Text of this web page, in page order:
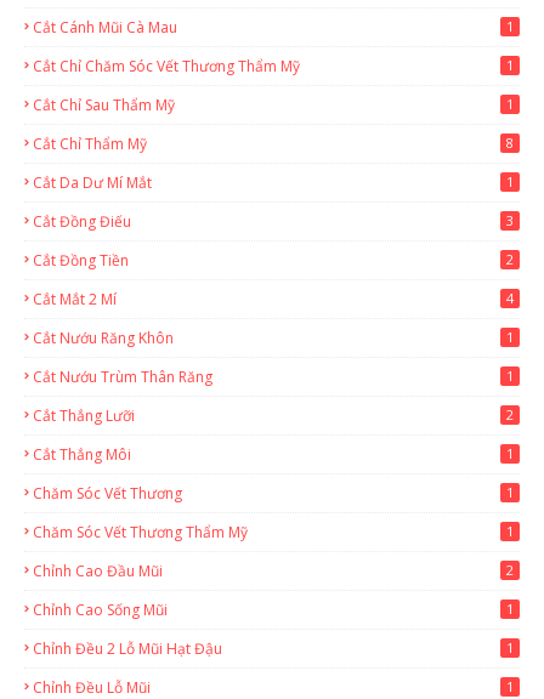
Cắt Cánh Mũi Cà Mau 1
Cắt Chỉ Chăm Sóc Vết Thương Thẩm Mỹ 1
Cắt Chỉ Sau Thẩm Mỹ 1
Cắt Chỉ Thẩm Mỹ 8
Cắt Da Dư Mí Mắt 1
Cắt Đồng Điếu 3
Cắt Đồng Tiền 2
Cắt Mắt 2 Mí 4
Cắt Nướu Răng Khôn 1
Cắt Nướu Trùm Thân Răng 1
Cắt Thắng Lưỡi 2
Cắt Thắng Môi 1
Chăm Sóc Vết Thương 1
Chăm Sóc Vết Thương Thẩm Mỹ 1
Chỉnh Cao Đầu Mũi 2
Chỉnh Cao Sống Mũi 1
Chỉnh Đều 2 Lỗ Mũi Hạt Đậu 1
Chỉnh Đều Lỗ Mũi 1